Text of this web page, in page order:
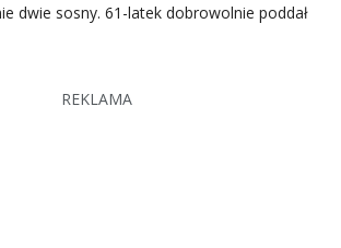
dwie sosny. 61-latek dobrowolnie poddał
REKLAMA